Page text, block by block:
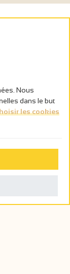
avec
Nous
dans le but
les cookies